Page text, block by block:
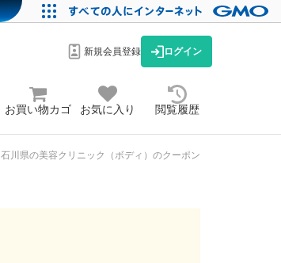
新規会員登録 ログイン
お買い物カゴ お気に入り 閲覧履歴
石川県の美容クリニック（ボディ）のクーポン